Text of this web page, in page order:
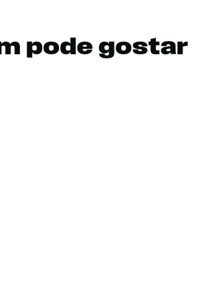
pode gostar